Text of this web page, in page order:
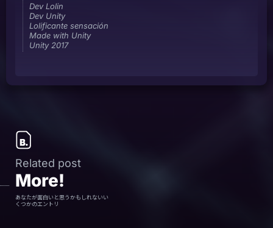
Dev Lolin
Dev Unity
Lolificante sensación
Made with Unity
Unity 2017
Related post
More!
あなたが面白いと思うかもしれないい
くつかのエントリ